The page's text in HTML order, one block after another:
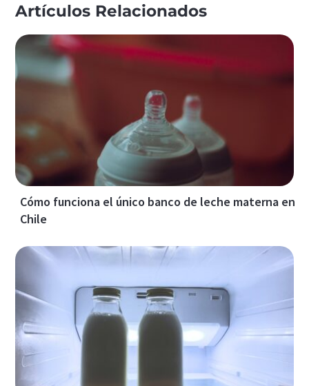
Artículos Relacionados
Cómo funciona el único banco de leche materna en
Chile